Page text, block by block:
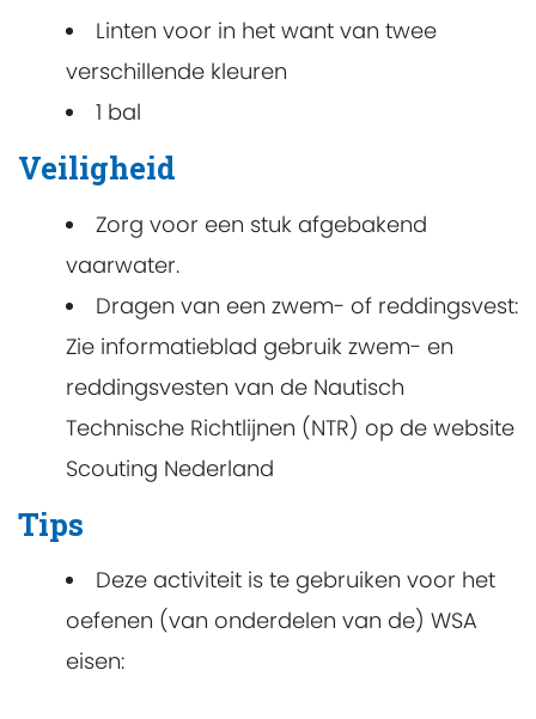
Linten voor in het want van twee
verschillende kleuren
1 bal
Veiligheid
Zorg voor een stuk afgebakend
vaarwater.
Dragen van een zwem- of reddingsvest:
Zie informatieblad gebruik zwem- en
reddingsvesten van de Nautisch
Technische Richtlijnen (NTR) op de website
Scouting Nederland
Tips
Deze activiteit is te gebruiken voor het
oefenen (van onderdelen van de) WSA
eisen: